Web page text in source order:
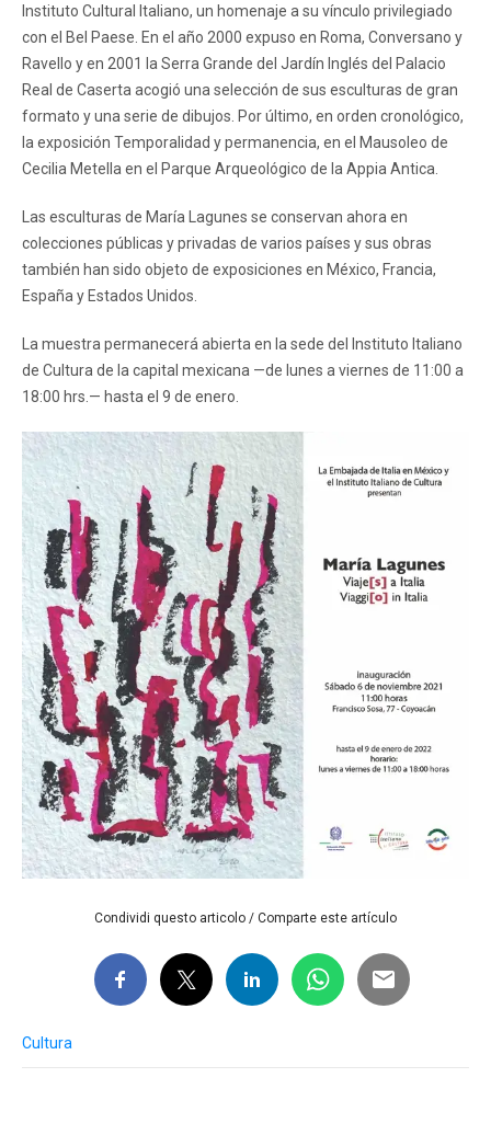
Instituto Cultural Italiano, un homenaje a su vínculo privilegiado
con el Bel Paese. En el año 2000 expuso en Roma, Conversano y
Ravello y en 2001 la Serra Grande del Jardín Inglés del Palacio
Real de Caserta acogió una selección de sus esculturas de gran
formato y una serie de dibujos. Por último, en orden cronológico,
la exposición Temporalidad y permanencia, en el Mausoleo de
Cecilia Metella en el Parque Arqueológico de la Appia Antica.
Las esculturas de María Lagunes se conservan ahora en
colecciones públicas y privadas de varios países y sus obras
también han sido objeto de exposiciones en México, Francia,
España y Estados Unidos.
La muestra permanecerá abierta en la sede del Instituto Italiano
de Cultura de la capital mexicana —de lunes a viernes de 11:00 a
18:00 hrs.— hasta el 9 de enero.
Condividi questo articolo / Comparte este artículo
Cultura